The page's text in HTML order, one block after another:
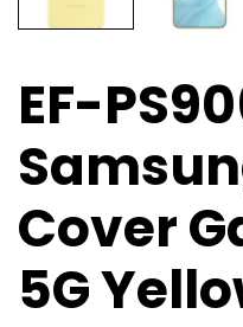
EF-
Cover
5G